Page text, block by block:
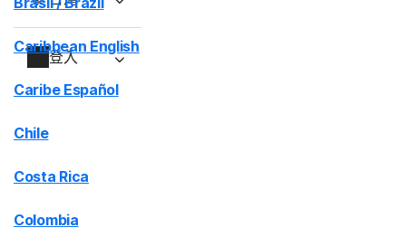
登入
Caribbean English
Caribe Español
Chile
Costa Rica
Colombia